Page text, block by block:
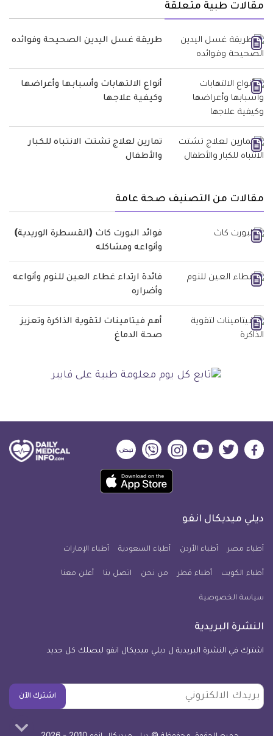
مقالات طبية متعلقة
طريقة غسل اليدين الصحيحة وفوائده
أنواع الالتهابات وأسبابها وأعراضها
وكيفية علاجها
تمارين لعلاج تشتت الانتباه للكبار
والأطفال
مقالات من التصنيف صحة عامة
فوائد البورت كاث (القسطرة الوريدية)
وأنواعه ومشاكله
فائدة ارتداء غطاء العين للنوم وأنواعه
وأضراره
أهم فيتامينات لتقوية الذاكرة وتعزيز
صحة الدماغ
ديلي
فيسبوك
ديلي
تويتر
ديلي
ميديكال
يوتيوب
ديلي
ميديكال
انفو
ديلي
ميديكال
انفو
ديلي
ميديكال
انفو
حمل
تطبيق
معلومة
للآيفون
ديلي ميديكال انفو
أطباء مصر أطباء الأردن أطباء السعودية أطباء الإمارات
أطباء الكويت أطباء قطر من نحن اتصل بنا أعلن معنا
سياسة الخصوصية
النشرة البريدية
اشترك في النشرة البريدية ل ديلي ميديكال انفو ليصلك كل جديد
بريدك
الالكتروني
اشترك الآن